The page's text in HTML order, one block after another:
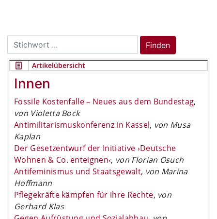
Search
for:
Finden
Artikelübersicht
Innen
Fossile Kostenfalle – Neues aus dem Bundestag,
von Violetta Bock
Antimilitarismuskonferenz in Kassel, von Musa
Kaplan
Der Gesetzentwurf der Initiative ›Deutsche
Wohnen & Co. enteignen‹, von Florian Osuch
Antifeminismus und Staatsgewalt, von Marina
Hoffmann
Pflegekräfte kämpfen für ihre Rechte, von
Gerhard Klas